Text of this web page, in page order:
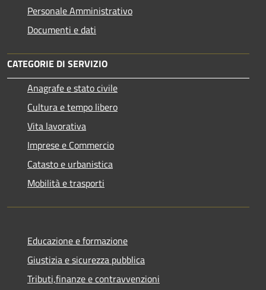
Personale Amministrativo
Documenti e dati
CATEGORIE DI SERVIZIO
Anagrafe e stato civile
Cultura e tempo libero
Vita lavorativa
Imprese e Commercio
Catasto e urbanistica
Mobilità e trasporti
Educazione e formazione
Giustizia e sicurezza pubblica
Tributi,finanze e contravvenzioni